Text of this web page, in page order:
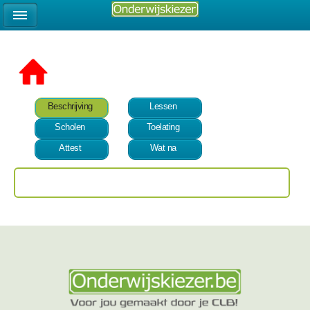
Beschrijving
Lessen
Scholen
Toelating
Attest
Wat na